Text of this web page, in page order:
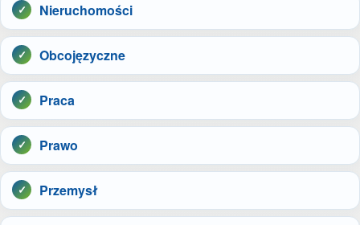
Nieruchomości
Obcojęzyczne
Praca
Prawo
Przemysł